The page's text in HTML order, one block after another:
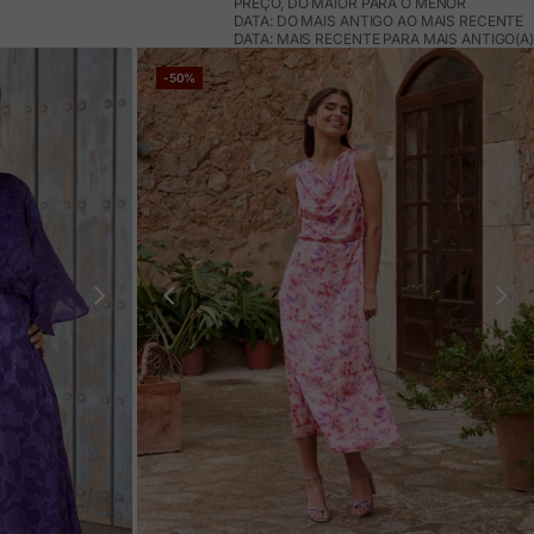
DATA: DO MAIS ANTIGO AO MAIS RECENTE
DATA: MAIS RECENTE PARA MAIS ANTIGO(A)
-50%